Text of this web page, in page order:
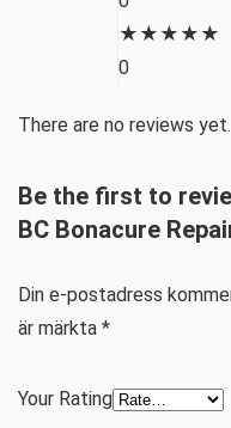
★ ★ ★ ★ ★
0
There are no reviews yet.
Be the first to
BC Bonacure
Din e-postadress
är märkta *
Your Rating